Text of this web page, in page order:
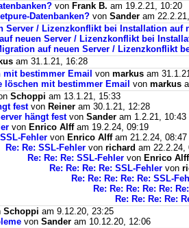
von Frank B. am 19.2.21, 10:20
Datenbanken? von Sander am
Server / Lizenzkonflikt bei Installation auf
neuen Server / Lizenzkonflikt bei
auf neuen Server / Lizenzkonflikt
am 31.1.21, 16:28
mit bestimmer Email von markus am
löschen mit bestimmer Email von markus
Schoppi am 13.1.21, 15:33
festvon Reiner am 30.1.21, 12:28
hängt festvon Sander am 1.2.21, 10:43
von Enrico Alffam 19.2.24, 09:19
Fehler von Enrico Alffam 21.2.24, 08:47
Re: Re: SSL-Fehler von richard am 22.2.24,
Re: Re: Re: SSL-Fehler von Enrico Alff
Re: Re: Re: Re: SSL-Fehler von
Re: Re: Re: Re: Re: SSL-
Re: Re: Re: Re: Re:
Re: Re: Re: Re:
Schoppi am 9.12.20, 23:25
von Sander am 10.12.20, 12:06